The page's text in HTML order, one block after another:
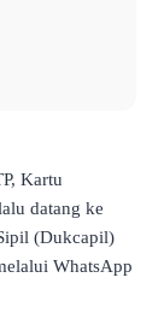
Kartu
datang ke
(Dukcapil)
WhatsApp